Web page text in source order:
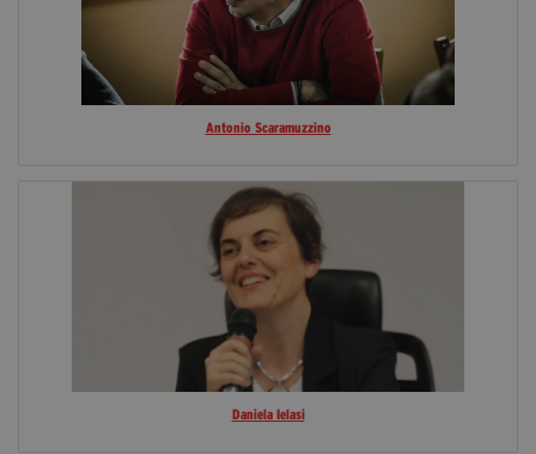
Antonio Scaramuzzino
Daniela Ielasi